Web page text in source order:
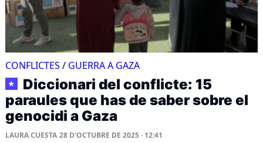
CONFLICTES / GUERRA A GAZA
★
Diccionari del conflicte: 15
paraules que has de saber sobre el
genocidi a Gaza
LAURA CUESTA 28 D'OCTUBRE DE 2025 · 12:41